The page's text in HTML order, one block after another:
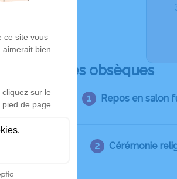
Déroulé des obsèques
Repos en salon
Cérémonie